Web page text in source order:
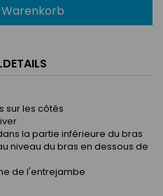
sur les côtés
la partie inférieure du bras
niveau du bras en dessous de
de l'entrejambe